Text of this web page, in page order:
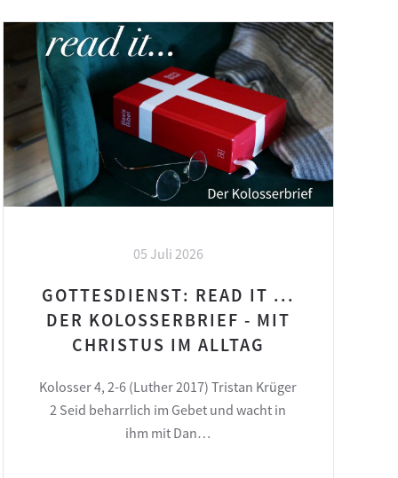
05 Juli 2026
GOTTESDIENST: READ IT ...
DER KOLOSSERBRIEF - MIT
CHRISTUS IM ALLTAG
Kolosser 4, 2-6 (Luther 2017) Tristan Krüger
2 Seid beharrlich im Gebet und wacht in
ihm mit Dan…